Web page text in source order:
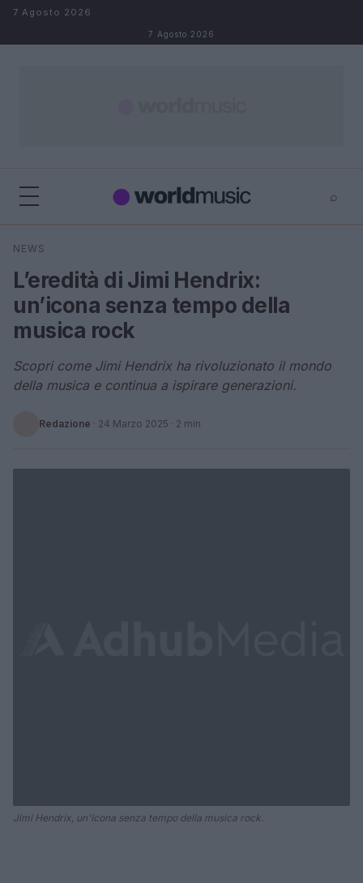
Salta al contenuto
7 Agosto 2026
7 Agosto 2026
⌕
Cerca
NEWS
L’eredità di Jimi Hendrix:
un’icona senza tempo della
musica rock
Scopri come Jimi Hendrix ha rivoluzionato il mondo
della musica e continua a ispirare generazioni.
Redazione · 24 Marzo 2025 · 2 min
Jimi Hendrix, un'icona senza tempo della musica rock.